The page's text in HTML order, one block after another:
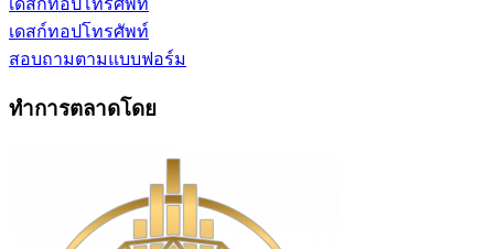
เดสก์ทอปโทรศัพท์
สอบถามตามแบบฟอร์ม
ทำการตลาดโดย